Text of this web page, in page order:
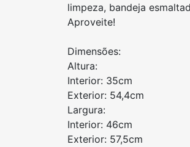
limpeza, bandeja
Aproveite!
Dimensões:
Altura:
Interior: 35cm
Exterior: 54,4cm
Largura:
Interior: 46cm
Exterior: 57,5cm